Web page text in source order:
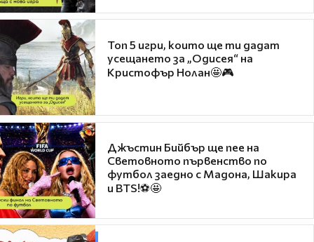
Топ 5 игри, които ще ти дадат
усещането за „Одисея“ на
Кристофър Нолан🤩🎮
Джъстин Бийбър ще пее на
Световното първенство по
футбол заедно с Мадона, Шакира
и BTS!⚽🤩